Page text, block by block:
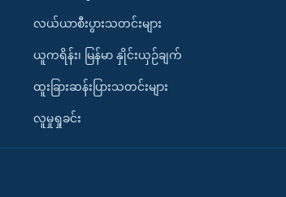
လယ်ယာစီးပွားသတင်းများ
ယူကရိန်း၊ မြန်မာ နှိုင်းယှဉ်ချက်
ထူးခြားဆန်းပြားသတင်းများ
လူမှုရှုခင်း